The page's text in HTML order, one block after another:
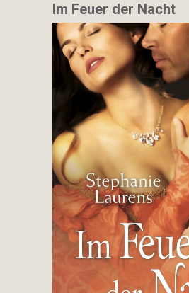
Im Feuer der Nacht